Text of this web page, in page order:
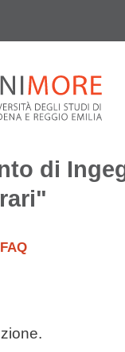
di
FAQ